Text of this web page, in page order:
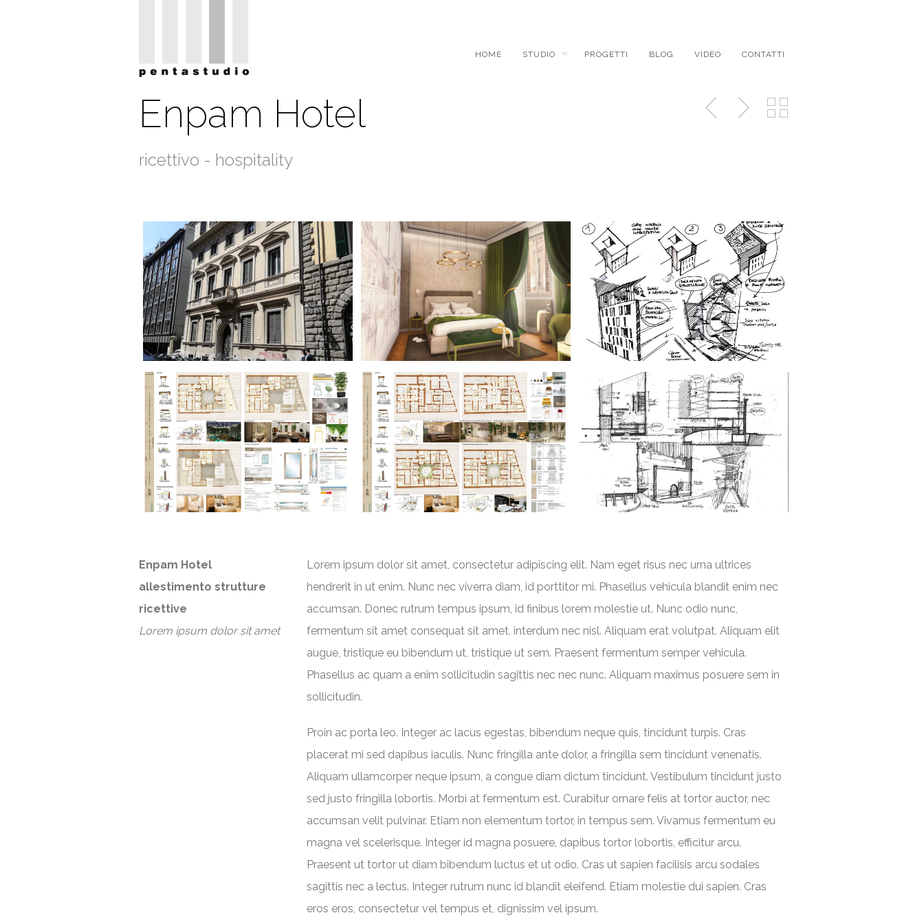
HOME STUDIO PROGETTI BLOG VIDEO CONTATTI
Enpam Hotel
ricettivo - hospitality
Enpam Hotel
allestimento strutture
ricettive
Lorem ipsum dolor sit amet
Lorem ipsum dolor sit amet, consectetur adipiscing elit. Nam eget risus nec urna ultrices
hendrerit in ut enim. Nunc nec viverra diam, id porttitor mi. Phasellus vehicula blandit enim nec
accumsan. Donec rutrum tempus ipsum, id finibus lorem molestie ut. Nunc odio nunc,
fermentum sit amet consequat sit amet, interdum nec nisl. Aliquam erat volutpat. Aliquam elit
augue, tristique eu bibendum ut, tristique ut sem. Praesent fermentum semper vehicula.
Phasellus ac quam a enim sollicitudin sagittis nec nec nunc. Aliquam maximus posuere sem in
sollicitudin.
Proin ac porta leo. Integer ac lacus egestas, bibendum neque quis, tincidunt turpis. Cras
placerat mi sed dapibus iaculis. Nunc fringilla ante dolor, a fringilla sem tincidunt venenatis.
Aliquam ullamcorper neque ipsum, a congue diam dictum tincidunt. Vestibulum tincidunt justo
sed justo fringilla lobortis. Morbi at fermentum est. Curabitur ornare felis at tortor auctor, nec
accumsan velit pulvinar. Etiam non elementum tortor, in tempus sem. Vivamus fermentum eu
magna vel scelerisque. Integer id magna posuere, dapibus tortor lobortis, efficitur arcu.
Praesent ut tortor ut diam bibendum luctus et ut odio. Cras ut sapien facilisis arcu sodales
sagittis nec a lectus. Integer rutrum nunc id blandit eleifend. Etiam molestie dui sapien. Cras
eros eros, consectetur vel tempus et, dignissim vel ipsum.